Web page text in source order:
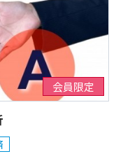
会員限定